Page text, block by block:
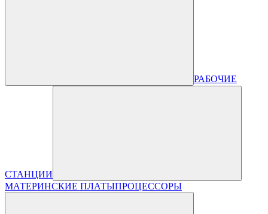
РАБОЧИЕ
СТАНЦИИ
МАТЕРИНСКИЕ ПЛАТЫПРОЦЕССОРЫ